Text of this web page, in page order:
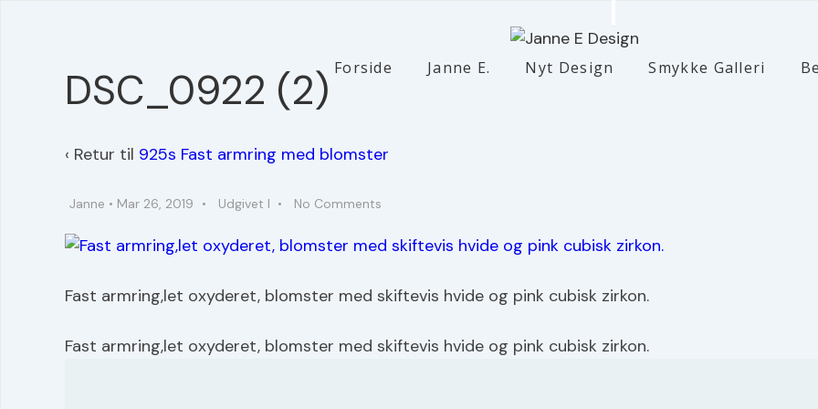
hovedindhold
Main
Navigation
Forside Janne E. Nyt Design Smykke Galleri
DSC_0922 (2)
‹ Retur til 925s Fast armring med blomster
Janne • Mar 26, 2019 Udgivet I No Comments
Fast armring,let oxyderet, blomster med skiftevis hvide og pink cubisk zirkon.
Fast armring,let oxyderet, blomster med skiftevis hvide og pink cubisk zirkon.